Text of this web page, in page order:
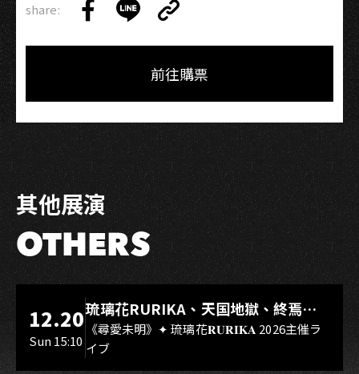
share:
on
on
Link
Copy
前往購票
其他展演
OTHERS
LIVE WAREHOUSE 小庫
12.20
Sun 15:10
琉璃花RURIKA、天国地獄、終焉
Rebirth、DUALIA、無我夢中、花奏
スマイル（O.A.）
《尋愛未明》✦ 琉璃花𝐑𝐔𝐑𝐈𝐊𝐀 2026主催ラ
イブ